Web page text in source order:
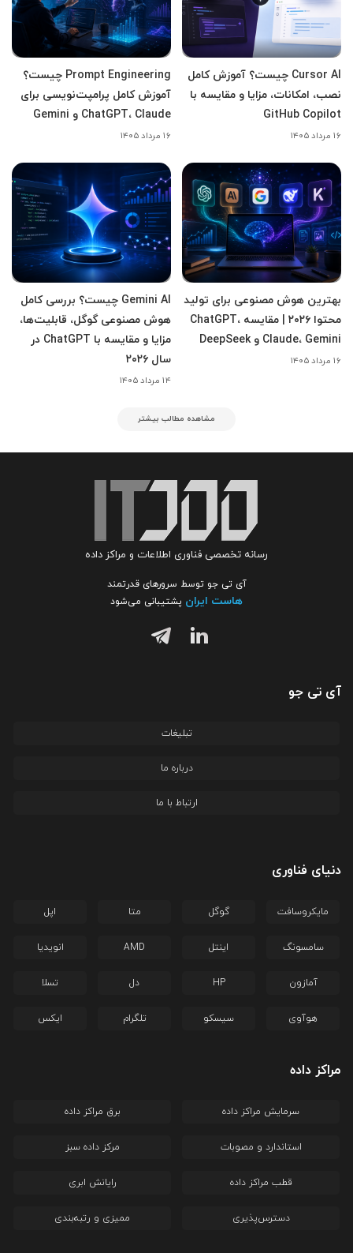
Cursor AI چیست؟ آموزش کامل
نصب، امکانات، مزایا و مقایسه با
GitHub Copilot
۱۶ مرداد ۱۴۰۵
Prompt Engineering چیست؟
آموزش کامل پرامپت‌نویسی برای
ChatGPT، Claude و Gemini
۱۶ مرداد ۱۴۰۵
بهترین هوش مصنوعی برای تولید
محتوا ۲۰۲۶ | مقایسه ChatGPT،
Claude، Gemini و DeepSeek
۱۶ مرداد ۱۴۰۵
Gemini AI چیست؟ بررسی کامل
هوش مصنوعی گوگل، قابلیت‌ها،
مزایا و مقایسه با ChatGPT در
سال ۲۰۲۶
۱۴ مرداد ۱۴۰۵
مشاهده مطالب بیشتر
رسانه تخصصی فناوری اطلاعات و مراکز داده
آی تی جو توسط سرورهای قدرتمند
هاست ایران پشتیبانی می‌شود
آی تی جو
تبلیغات
درباره ما
ارتباط با ما
دنیای فناوری
مایکروسافت گوگل متا اپل
سامسونگ اینتل AMD انویدیا
آمازون HP دل تسلا
هوآوی سیسکو تلگرام ایکس
مراکز داده
سرمایش مراکز داده برق مراکز داده
استاندارد و مصوبات مرکز داده سبز
قطب مراکز داده رایانش ابری
دسترس‌پذیری ممیزی و رتبه‌بندی